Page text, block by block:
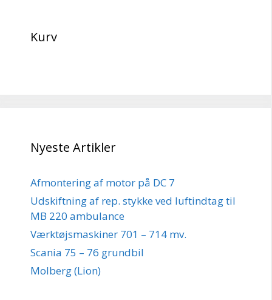
Kurv
Nyeste Artikler
Afmontering af motor på DC 7
Udskiftning af rep. stykke ved luftindtag til
MB 220 ambulance
Værktøjsmaskiner 701 – 714 mv.
Scania 75 – 76 grundbil
Molberg (Lion)